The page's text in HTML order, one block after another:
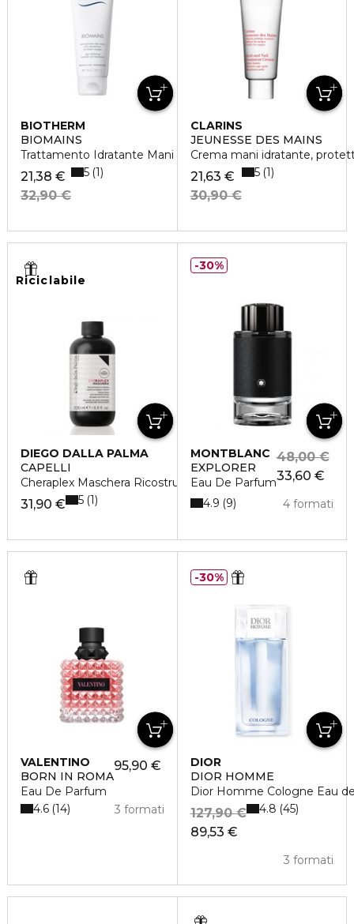
BIOTHERM
BIOMAINS
Trattamento Idratante Mani
21,38 €
32,90 €
5 1
CLARINS
JEUNESSE DES MAINS
Crema mani idratante,
21,63 €
30,90 €
5 1
Riciclabile
DIEGO DALLA PALMA
CAPELLI
Cheraplex Maschera Ricostruisce e Ripara
31,90 € 5 1
MONTBLANC
EXPLORER
Eau De Parfum33,60 €
48,00 €
4 formati
4.9 9
30%
VALENTINO
BORN IN ROMA
Eau De Parfum
95,90 €
3 formati
4.6 14
DIOR
DIOR HOMME
Dior Homme Cologne Eau
89,53 €
127,90 €
3 formati
4.8 45
30%